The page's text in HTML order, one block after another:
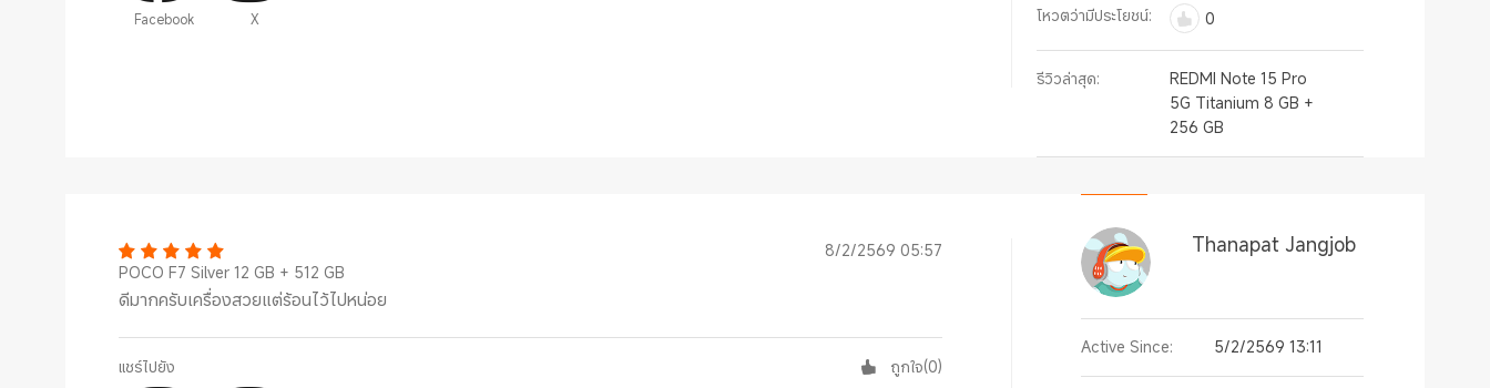
Facebook X โหวตว่ามีประโยชน์: 0
รีวิวล่าสุด:
REDMI Note 15 Pro
5G Titanium 8 GB +
256 GB
8/2/2569 05:57
POCO F7 Silver 12 GB + 512 GB
ดีมากครับเครื่องสวยแต่ร้อนไว้ไปหน่อย
แชร์ไปยัง ถูกใจ(0)
Thanapat Jangjob
Active Since: 5/2/2569 13:11